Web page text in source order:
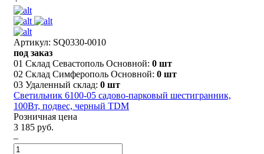
Артикул: SQ0330-0010
под заказ
01 Склад Севастополь Основной: 0 шт
02 Склад Симферополь Основной: 0 шт
03 Удаленный склад: 0 шт
Светильник 6100-05 садово-парковый шестигранник,
100Вт, подвес, черный TDM
Розничная цена
3 185 руб.
–